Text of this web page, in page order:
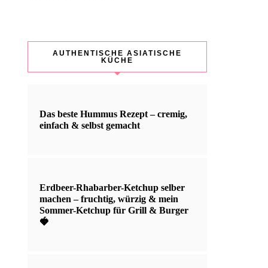
AUTHENTISCHE ASIATISCHE
KÜCHE
Das beste Hummus Rezept – cremig,
einfach & selbst gemacht
Erdbeer-Rhabarber-Ketchup selber
machen – fruchtig, würzig & mein
Sommer-Ketchup für Grill & Burger
🍓